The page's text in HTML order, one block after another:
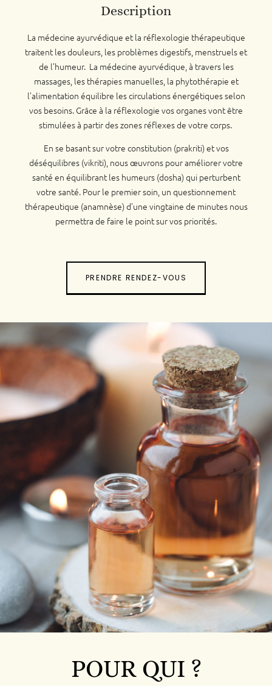
Description
La médecine ayurvédique et la réflexologie thérapeutique
traitent les douleurs, les problèmes digestifs, menstruels et
de l’humeur. La médecine ayurvédique, à travers les
massages, les thérapies manuelles, la phytothérapie et
l’alimentation équilibre les circulations énergétiques selon
vos besoins. Grâce à la réflexologie vos organes vont être
stimulées à partir des zones réflexes de votre corps.
En se basant sur votre constitution (prakriti) et vos
déséquilibres (vikriti), nous œuvrons pour améliorer votre
santé en équilibrant les humeurs (dosha) qui perturbent
votre santé. Pour le premier soin, un questionnement
thérapeutique (anamnèse) d’une vingtaine de minutes nous
permettra de faire le point sur vos priorités.
PRENDRE RENDEZ-VOUS
POUR QUI ?